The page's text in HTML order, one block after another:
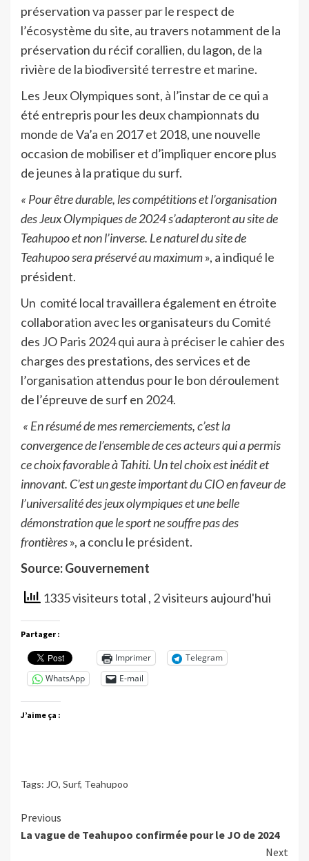
préservation va passer par le respect de
l’écosystème du site, au travers notamment de la
préservation du récif corallien, du lagon, de la
rivière de la biodiversité terrestre et marine.
Les Jeux Olympiques sont, à l’instar de ce qui a
été entrepris pour les deux championnats du
monde de Va’a en 2017 et 2018, une nouvelle
occasion de mobiliser et d’impliquer encore plus
de jeunes à la pratique du surf.
« Pour être durable, les compétitions et l’organisation
des Jeux Olympiques de 2024 s’adapteront au site de
Teahupoo et non l’inverse. Le naturel du site de
Teahupoo sera préservé au maximum», a indiqué le
président.
Un comité local travaillera également en étroite
collaboration avec les organisateurs du Comité
des JO Paris 2024 qui aura à préciser le cahier des
charges des prestations, des services et de
l’organisation attendus pour le bon déroulement
de l’épreuve de surf en 2024.
« En résumé de mes remerciements, c’est la
convergence de l’ensemble de ces acteurs qui a permis
ce choix favorable à Tahiti. Un tel choix est inédit et
innovant. C’est un geste important du CIO en faveur de
l’universalité des jeux olympiques et une belle
démonstration que le sport ne souffre pas des
frontières», a conclu le président.
Source: Gouvernement
1335 visiteurs total , 2 visiteurs aujourd'hui
Partager :
Imprimer
Telegram
WhatsApp
E-mail
J’aime ça :
Tags: JO, Surf, Teahupoo
Continue
Reading
Previous
La vague de Teahupoo confirmée pour le JO de 2024
Next